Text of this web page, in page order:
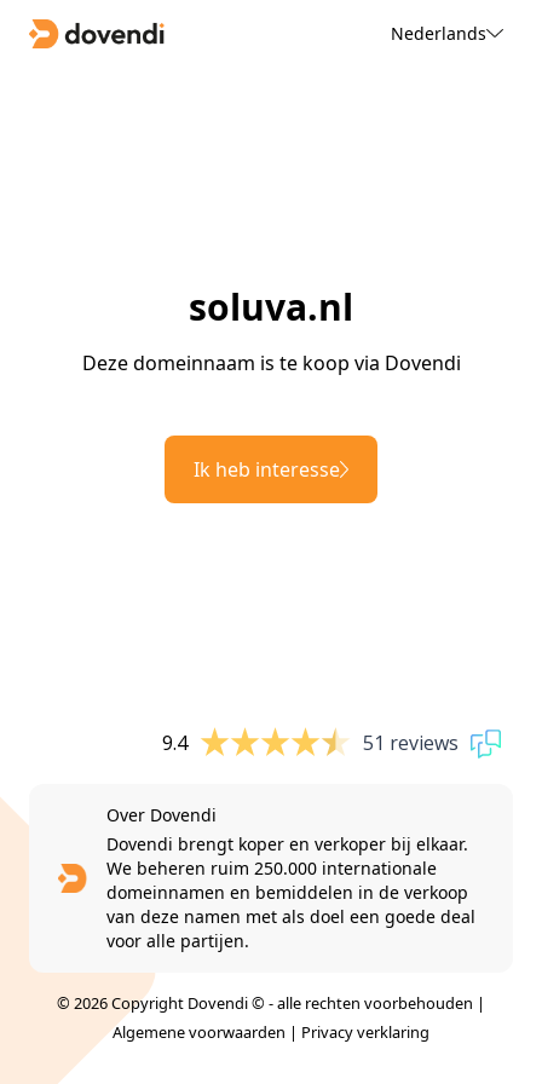
Nederlands
soluva.nl
Deze domeinnaam is te koop via Dovendi
Ik heb interesse
9.4 51 reviews
Over Dovendi
Dovendi brengt koper en verkoper bij elkaar.
We beheren ruim 250.000 internationale
domeinnamen en bemiddelen in de verkoop
van deze namen met als doel een goede deal
voor alle partijen.
© 2026 Copyright Dovendi © - alle rechten voorbehouden |
Algemene voorwaarden | Privacy verklaring